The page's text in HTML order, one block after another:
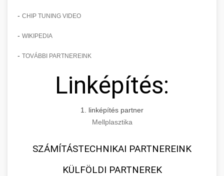
- CHIP TUNING VIDEO
- WIKIPEDIA
- TOVÁBBI PARTNEREINK
Linképítés:
1. linképítés partner
Mellplasztika
SZÁMÍTÁSTECHNIKAI PARTNEREINK
KÜLFÖLDI PARTNEREK